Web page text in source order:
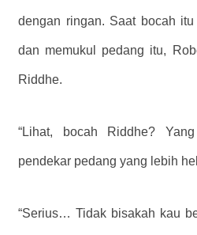
dengan ringan. Saat bocah
dan memukul pedang itu,
Riddhe.
“Lihat, bocah Riddhe?
pendekar pedang yang lebih
“Serius… Tidak bisakah kau